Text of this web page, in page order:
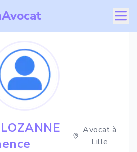
Avocat à
Lille